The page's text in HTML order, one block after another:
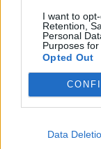
I want to
Retention,
Personal
Purposes for
Opted Out
Data
Nuno Vilaranda,